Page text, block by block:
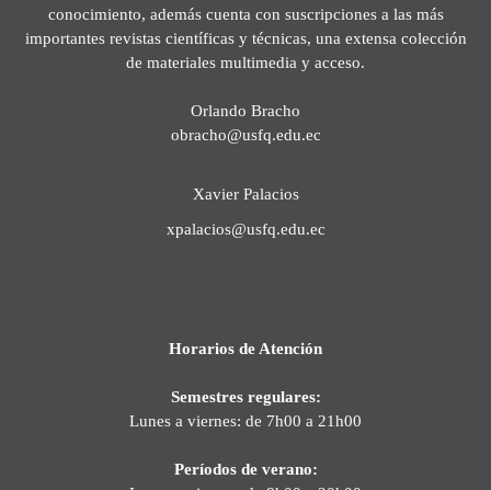
conocimiento, además cuenta con suscripciones a las más
importantes revistas científicas y técnicas, una extensa colección
de materiales multimedia y acceso.
Orlando Bracho
obracho@usfq.edu.ec
Xavier Palacios
xpalacios@usfq.edu.ec
Horarios de Atención
Semestres regulares:
Lunes a viernes: de 7h00 a 21h00
Períodos de verano: